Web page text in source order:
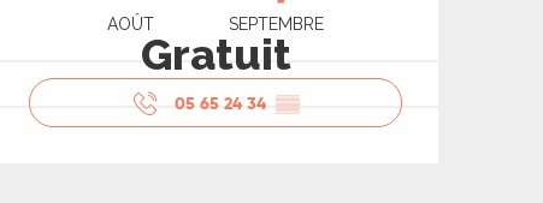
AOÛT SEPTEMBRE
Gratuit
05 65 24 34 ▒▒